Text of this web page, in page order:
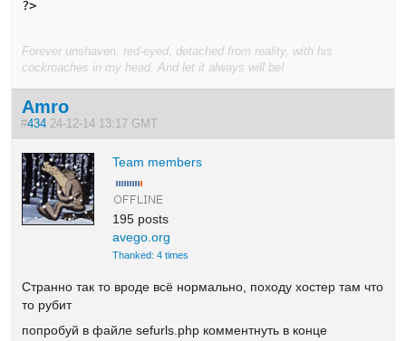
?>
Forever unshaven, red-eyed, detached from reality, with his
cockroaches in my head. And let it always will be!
Amro
#434 24-12-14 13:17 GMT
Team members
195 posts
avego.org
Thanked: 4 times
Странно так то вроде всё нормально, походу хостер там что
то рубит
попробуй в файле sefurls.php комментнуть в конце